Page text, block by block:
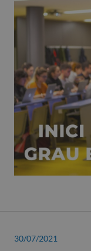
30/07/2021